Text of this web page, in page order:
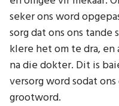
seker ons word
sorg dat ons ons tande
klere het om te dra, en
na die dokter. Dit is
versorg word sodat
grootword.